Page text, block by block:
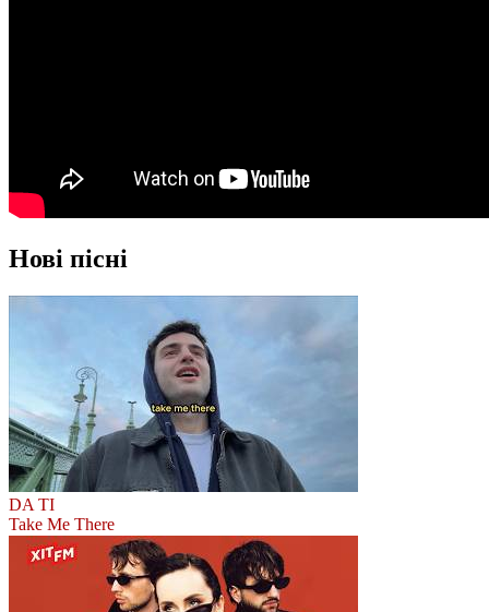
Нові пісні
DA TI
Take Me There